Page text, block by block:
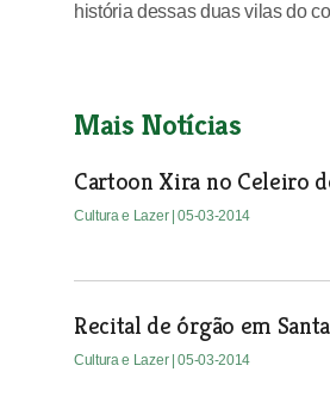
história dessas duas vilas do
Mais Notícias
Cartoon Xira no Celeiro
Cultura e Lazer | 05-03-2014
Recital de órgão em
Cultura e Lazer | 05-03-2014